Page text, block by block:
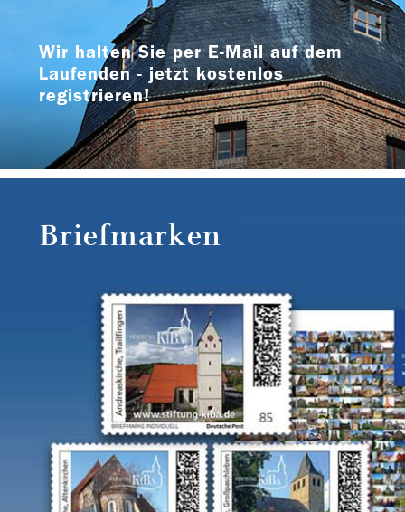
Wir halten Sie per E-Mail auf dem
Laufenden - jetzt kostenlos
registrieren!
Briefmarken